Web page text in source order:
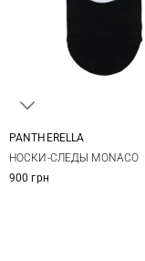
PANTHERELLA
НОСКИ-СЛЕДЫ MONACO
900 грн